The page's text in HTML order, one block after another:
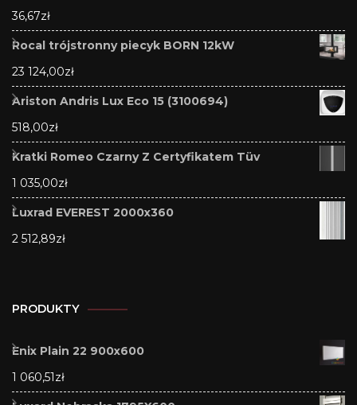
36,67zł
Rocal trójstronny piecyk BORN 12kW
23 124,00zł
Ariston Andris Lux Eco 15 (3100694)
518,00zł
Kratki Romeo Czarny Z Certyfikatem Tüv
1 035,00zł
Luxrad EVEREST 2000x360
2 512,89zł
PRODUKTY
Enix Plain 22 900x600
1 060,51zł